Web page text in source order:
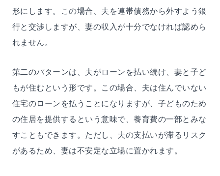
形にします。この場合、夫を連帯債務から外すよう銀
行と交渉しますが、妻の収入が十分でなければ認めら
れません。
第二のパターンは、夫がローンを払い続け、妻と子ど
もが住むという形です。この場合、夫は住んでいない
住宅のローンを払うことになりますが、子どものため
の住居を提供するという意味で、養育費の一部とみな
すこともできます。ただし、夫の支払いが滞るリスク
があるため、妻は不安定な立場に置かれます。